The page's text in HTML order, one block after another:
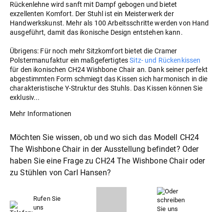
Rückenlehne wird sanft mit Dampf gebogen und bietet
exzellenten Komfort. Der Stuhl ist ein Meisterwerk der
Handwerkskunst. Mehr als 100 Arbeitsschritte werden von Hand
ausgeführt, damit das ikonische Design entstehen kann.
Übrigens: Für noch mehr Sitzkomfort bietet die Cramer
Polstermanufaktur ein maßgefertigtesSitz- und Rückenkissen
für den ikonischen CH24 Wishbone Chair an. Dank seiner perfekt
abgestimmten Form schmiegt das Kissen sich harmonisch in die
charakteristische Y-Struktur des Stuhls. Das Kissen können Sie
exklusiv...
Mehr Informationen
Möchten Sie wissen, ob und wo sich das Modell CH24
The Wishbone Chair in der Ausstellung befindet? Oder
haben Sie eine Frage zu CH24 The Wishbone Chair oder
zuStühle von Carl Hansen?
Rufen Sie
uns